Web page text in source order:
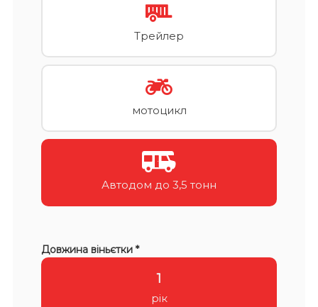
Трейлер
мотоцикл
Автодом до 3,5 тонн
Довжина віньєтки *
1
рік